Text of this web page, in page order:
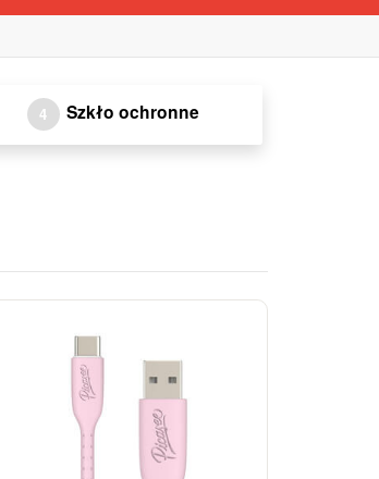
4 Szkło ochronne